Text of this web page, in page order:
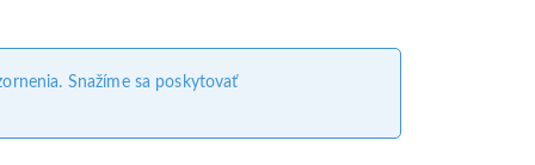
Snažíme sa poskytovať